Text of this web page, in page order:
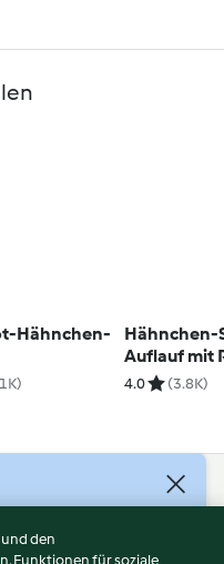
Hähnchen-
Hähnchen-
Auflauf mit
4.0 (3.8K)
den
Funktionen für soziale